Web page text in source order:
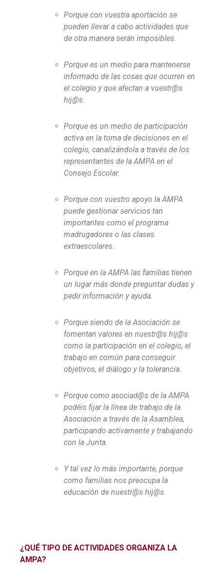
Porque con vuestra aportación se
pueden llevar a cabo actividades que
de otra manera serán imposibles.
Porque es un medio para mantenerse
informado de las cosas que ocurren en
el colegio y que afectan a vuestr@s
hij@s.
Porque es un medio de participación
activa en la toma de decisiones en el
colegio, canalizándola a través de los
representantes de la AMPA en el
Consejo Escolar.
Porque con vuestro apoyo la AMPA
puede gestionar servicios tan
importantes como el programa
madrugadores o las clases
extraescolares.
Porque en la AMPA las familias tienen
un lugar más donde preguntar dudas y
pedir información y ayuda.
Porque siendo de la Asociación se
fomentan valores en nuestr@s hij@s
como la participación en el colegio, el
trabajo en común para conseguir
objetivos, el diálogo y la tolerancia.
Porque como asociad@s de la AMPA
podéis fijar la línea de trabajo de la
Asociación a través de la Asamblea,
participando activamente y trabajando
con la Junta.
Y tal vez lo más importante, porque
como familias nos preocupa la
educación de nuestr@s hij@s.
¿QUÉ TIPO DE ACTIVIDADES ORGANIZA LA
AMPA?